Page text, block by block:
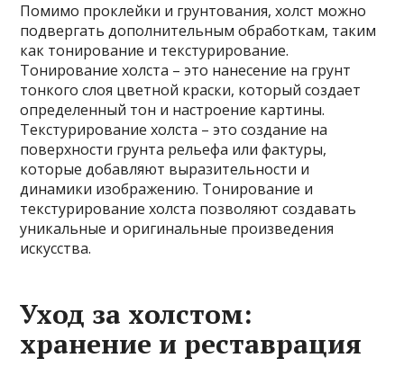
Помимо проклейки и грунтования, холст можно
подвергать дополнительным обработкам, таким
как тонирование и текстурирование.
Тонирование холста – это нанесение на грунт
тонкого слоя цветной краски, который создает
определенный тон и настроение картины.
Текстурирование холста – это создание на
поверхности грунта рельефа или фактуры,
которые добавляют выразительности и
динамики изображению. Тонирование и
текстурирование холста позволяют создавать
уникальные и оригинальные произведения
искусства.
Уход за холстом:
хранение и реставрация